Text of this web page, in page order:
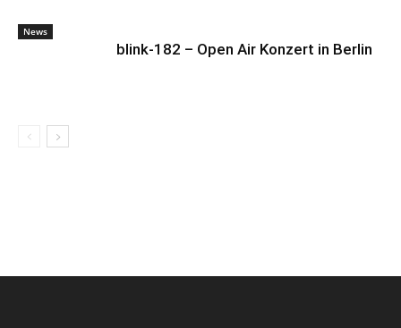
News
blink-182 – Open Air Konzert in Berlin